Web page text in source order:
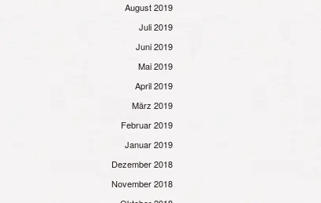
August 2019
Juli 2019
Juni 2019
Mai 2019
April 2019
März 2019
Februar 2019
Januar 2019
Dezember 2018
November 2018